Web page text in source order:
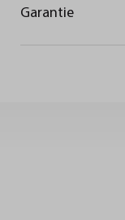
Garantie